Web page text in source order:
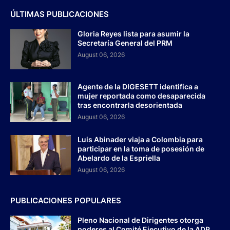
ÚLTIMAS PUBLICACIONES
Gloria Reyes lista para asumir la
Secretaría General del PRM
August 06, 2026
Agente de la DIGESETT identifica a
mujer reportada como desaparecida
tras encontrarla desorientada
August 06, 2026
Luis Abinader viaja a Colombia para
participar en la toma de posesión de
Abelardo de la Espriella
August 06, 2026
PUBLICACIONES POPULARES
Pleno Nacional de Dirigentes otorga